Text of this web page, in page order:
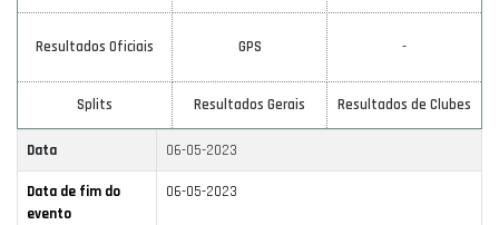
Resultados Oficiais GPS -
Splits Resultados Gerais Resultados de Clubes
Data 06-05-2023
Data de fim do
evento
06-05-2023